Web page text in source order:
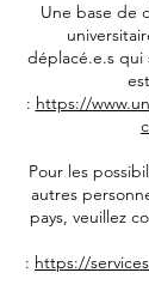
Une base de
déplacé.e.s qui
: https://
Pour les
autres
pays, veuillez
: https://